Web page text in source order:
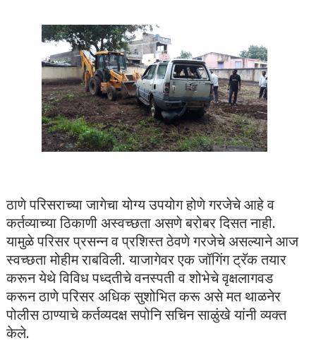
ठाणे परिसराच्या जागेचा योग्य उपयोग होणे गरजेचे आहे व
कर्तव्याच्या ठिकाणी अस्वच्छता असणे बरोबर दिसत नाही.
यामुळे परिसर प्रसन्न व प्रशिस्त ठेवणे गरजेचे असल्याने आज
स्वच्छता मोहीम राबविली. याजागेवर एक जॉगिंग ट्रॅक तयार
करून येथे विविध पध्दतीचे वनस्पती व शोभेचे वृक्षलागवड
करून ठाणे परिसर अधिक सुशोभित करू असे मत थाळनेर
पोलीस ठाण्याचे कर्तव्यदक्ष सपोनि सचिन साळुंखे यांनी व्यक्त
केले.